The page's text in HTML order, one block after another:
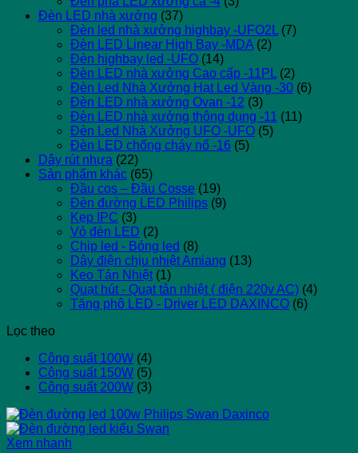
Đèn LED nhà xưởng (37)
Đèn led nhà xưởng highbay -UFO2L (7)
Đèn LED Linear High Bay -MDA (2)
Đèn highbay led -UFO (14)
Đèn LED nhà xưởng Cao cấp -11PL (2)
Đèn Led Nhà Xưởng Hạt Led Vàng -30 (6)
Đèn LED nhà xưởng Ovan -12 (3)
Đèn LED nhà xưởng thông dụng -11 (11)
Đèn Led Nhà Xưởng UFO -UFO (5)
Đèn LED chống cháy nổ -16 (5)
Dây rút nhựa (22)
Sản phẩm khác (65)
Đầu cos – Đầu Cosse (19)
Đèn đường LED Philips (9)
Kẹp IPC (3)
Vỏ đèn LED (2)
Chip led - Bóng led (8)
Dây điện chịu nhiệt Amiang (13)
Keo Tản Nhiệt (1)
Quạt hút - Quạt tản nhiệt ( điện 220v AC) (4)
Tăng phô LED - Driver LED DAXINCO (6)
Lọc theo
Công suất 100W (4)
Công suất 150W (5)
Công suất 200W (3)
Xem nhanh